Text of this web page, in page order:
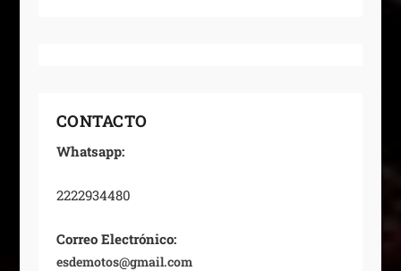
CONTACTO
Whatsapp:
2222934480
Correo Electrónico:
esdemotos@gmail.com